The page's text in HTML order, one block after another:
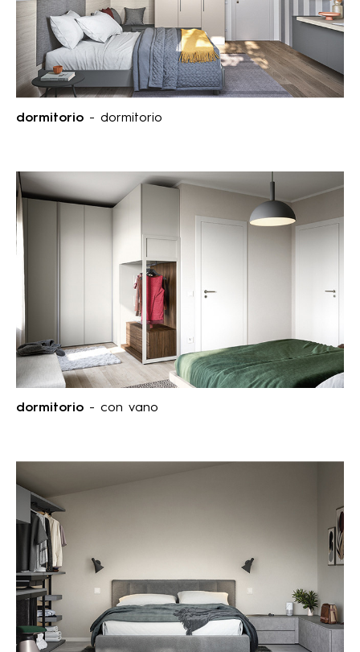
dormitorio - dormitorio
dormitorio - con vano